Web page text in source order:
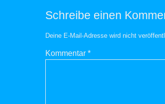
Schreibe einen
Deine E-Mail-Adresse wird nicht
Kommentar *